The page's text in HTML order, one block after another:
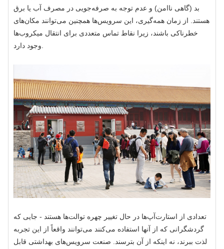
بد (گاهی ناامن) و عدم توجه به صرفه‌جویی در مصرف آب یا برق
هستند. از زمان همه‌گیری، این سرویس‌ها همچنین می‌توانند مکان‌های
خطرناکی باشند، زیرا نقاط تماس متعددی برای انتقال میکروب‌ها
وجود دارد.
تعدادی از استارت‌آپ‌ها در حال تغییر چهره توالت‌ها هستند - جایی که
گردشگرانی که از آنها استفاده می‌کنند می‌توانند واقعاً از این تجربه
لذت ببرند، نه اینکه از آن بترسند. صنعت سرویس‌های بهداشتی قابل